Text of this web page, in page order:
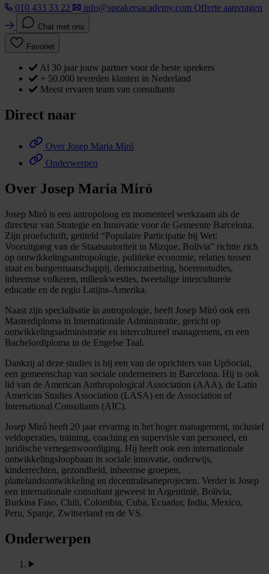
010 433 33 22 info@speakersacademy.com Offerte aanvragen
Chat met ons
Favoriet
Al 30 jaar jouw partner voor de beste sprekers
+ 50.000 tevreden klanten in Nederland
Meest ervaren team van consultants
Direct naar
Over Josep Maria Miró
Onderwerpen
Over Josep Maria Miró
Josep Miró is een antropoloog en momenteel werkzaam als de
directeur van Strategie en Innovatie voor de Gemeente Barcelona.
Zijn proefschrift, getiteld “Populaire Participatie bij Wet:
Vooruitgang van de Staatsautoriteit in Mizque, Bolivia” richtte zich
op ontwikkelingsantropologie, politieke economie, relaties tussen
staat en burgermaatschappij, democratisering, boerenstudies,
inheemse volkeren, milieukwesties, tweetalige interculturele
educatie en de regio Latijns-Amerika.
Naast zijn specialisatie in antropologie, heeft Josep Miró ook een
Masterdiploma in Internationale Administratie, gericht op
ontwikkelingsadministratie en intercultureel management, en een
Bachelordiploma in de Engelse Taal.
Dankzij al deze studies is hij een van de oprichters van UpSocial,
een gemeenschap van sociale ondernemers in Barcelona. Hij is ook
lid van de American Anthropological Association (AAA), de Latin
American Studies Association (LASA) en de Association of
International Consultants (AIC).
Josep Miró heeft 20 jaar ervaring in het hoger management, inclusief
veldoperaties, training, coaching en supervisie van personeel, en
juridische vertegenwoordiging. Hij heeft ook een internationale
ontwikkelingsloopbaan in sociale innovatie, onderwijs,
kinderrechten, gezondheid, inheemse groepen,
plattelandsontwikkeling en decentralisatieprojecten. Verder is Josep
een internationale consultant geweest in Argentinië, Bolivia,
Burkina Faso, Chili, Colombia, Cuba, Ecuador, India, Mexico,
Peru, Spanje, Zwitserland en de VS.
Onderwerpen